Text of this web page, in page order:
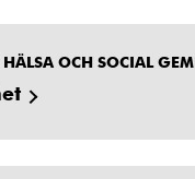
OCH SOCIAL